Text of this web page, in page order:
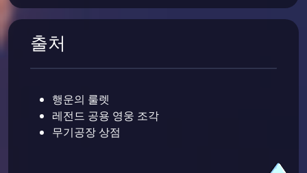
출처
행운의 룰렛
레전드 공용 영웅 조각
무기공장 상점